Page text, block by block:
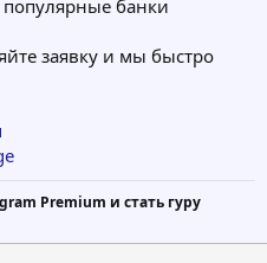
банки
заявку и мы быстро
Premium и стать гуру